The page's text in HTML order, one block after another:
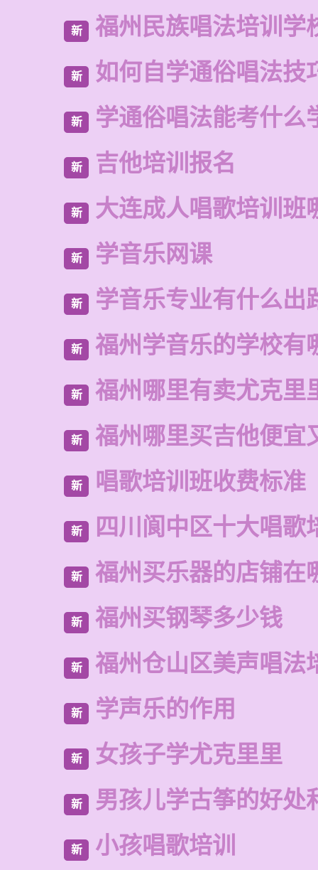
新 福州民族唱法培训学
新 如何自学通俗唱法技
新 学通俗唱法能考什么
新 吉他培训报名
新 大连成人唱歌培训班
新 学音乐网课
新 学音乐专业有什么出
新 福州学音乐的学校有
新 福州哪里有卖尤克里
新 福州哪里买吉他便宜
新 唱歌培训班收费标准
新 四川阆中区十大唱歌
新 福州买乐器的店铺在
新 福州买钢琴多少钱
新 福州仓山区美声唱法
新 学声乐的作用
新 女孩子学尤克里里
新 男孩儿学古筝的好处
新 小孩唱歌培训